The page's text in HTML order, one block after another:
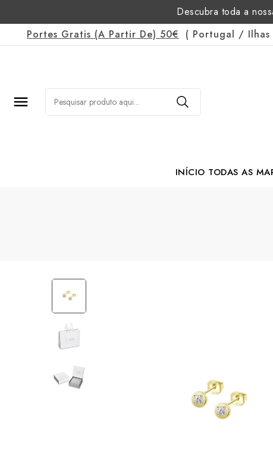
Descubra toda a
Portes Gratis (a Partir De) 50€ ( Portugal / Ilhas

INÍCIO TODAS AS